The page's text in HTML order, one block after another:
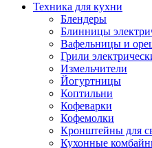
Техника для кухни
Блендеры
Блинницы
Вафельницы и
Грили
Измельчители
Йогуртницы
Коптильни
Кофеварки
Кофемолки
Кронштейны для
Кухонные